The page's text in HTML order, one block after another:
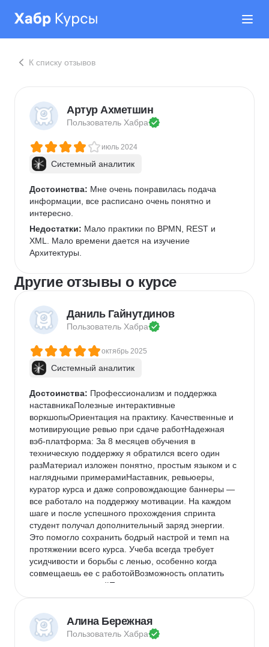
К списку отзывов
Артур Ахметшин
Пользователь Хабра
июль 2024
Системный аналитик
Достоинства: Мне очень понравилась подача
информации, все расписано очень понятно и
интересно.
Недостатки: Мало практики по BPMN, REST и
XML. Мало времени дается на изучение
Архитектуры.
Другие отзывы о курсе
Даниль Гайнутдинов
Пользователь Хабра
октябрь 2025
Системный аналитик
Достоинства: Профессионализм и поддержка
наставникаПолезные интерактивные
воркшопыОриентация на практику. Качественные и
мотивирующие ревью при сдаче работНадежная
вэб-платформа: За 8 месяцев обучения в
техническую поддержку я обратился всего один
разМатериал изложен понятно, простым языком и с
наглядными примерамиНаставник, ревьюеры,
куратор курса и даже сопровождающие баннеры —
все работало на поддержку мотивации. На каждом
шаге и после успешного прохождения спринта
студент получал дополнительный заряд энергии.
Это помогло сохранить бодрый настрой и темп на
протяжении всего курса. Учеба всегда требует
усидчивости и борьбы с ленью, особенно когда
совмещаешь ее с работойВозможность оплатить
курсы организациейПосле окончания выдается
Недостатки: Недостатки:Отсутствуют. Главный
недостаток — это собственная лень :)
Алина Бережная
Пользователь Хабра